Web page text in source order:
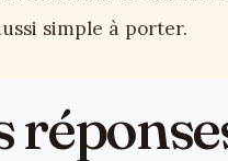
simple à porter.